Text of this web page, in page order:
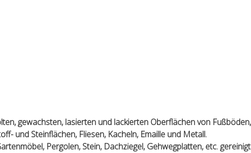
gewachsten, lasierten und lackierten Oberflächen von Fußböden,
und Steinflächen, Fliesen, Kacheln, Emaille und Metall.
Pergolen, Stein, Dachziegel, Gehwegplatten, etc. gereinigt